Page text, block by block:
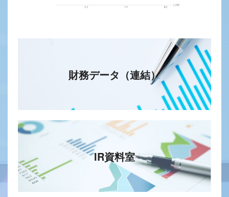
財務データ（連結）
IR資料室